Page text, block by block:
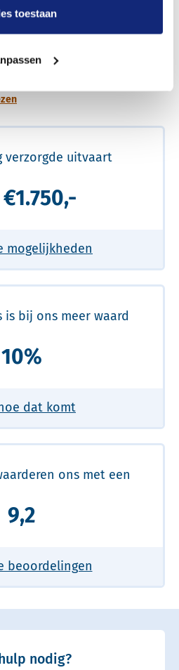
toestaan
verzorgde uitvaart
€1.750,-
mogelijkheden
is bij ons meer waard
10%
dat komt
ons met een
9,2
beoordelingen
nodig?